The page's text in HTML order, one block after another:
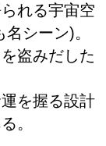
れる宇宙空
シーン)。
盗みだした
を握る設計
。